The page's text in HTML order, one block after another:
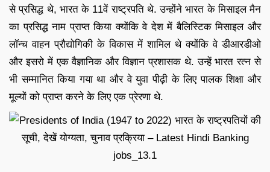
से प्रसिद्ध थे, भारत के 11वें राष्ट्रपति थे. उन्होंने भारत के मिसाइल मैन
का प्रसिद्ध नाम प्राप्त किया क्योंकि वे देश में बैलिस्टिक मिसाइल और
लॉन्च वाहन प्रौद्योगिकी के विकास में शामिल थे क्योंकि वे डीआरडीओ
और इसरो में एक वैज्ञानिक और विज्ञान प्रशासक थे. उन्हें भारत रत्न से
भी सम्मानित किया गया था और वे युवा पीढ़ी के लिए पालक शिक्षा और
मूल्यों को प्राप्त करने के लिए एक प्रेरणा थे.